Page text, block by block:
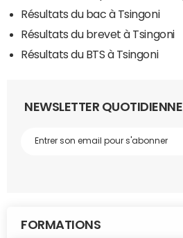
Résultats du bac à Tsingoni
Résultats du brevet à Tsingoni
Résultats du BTS à Tsingoni
NEWSLETTER QUOTIDIENNE
FORMATIONS